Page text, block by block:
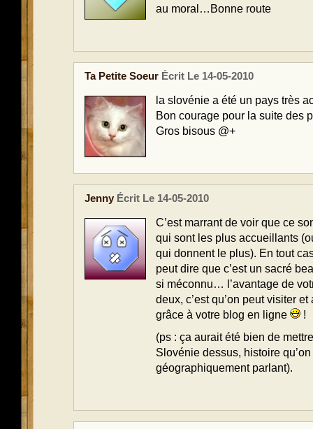
au moral…Bonne route
Ta Petite Soeur Écrit Le 14-05-2010
la slovénie a été un pays très
Bon courage pour la suite des
Gros bisous @+
Jenny Écrit Le 14-05-2010
C’est marrant de voir que ce
qui sont les plus accueillants
qui donnent le plus). En tout
peut dire que c’est un sacré
si méconnu… l’avantage de
deux, c’est qu’on peut visiter
grâce à votre blog en ligne
!
(ps : ça aurait été bien de
Slovénie dessus, histoire
géographiquement parlant).